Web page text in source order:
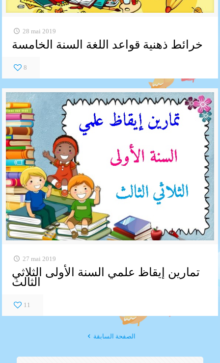
28 mai 2019
خرائط ذهنية قواعد اللغة السنة الخامسة
8
27 mai 2019
تمارين إيقاظ علمي السنة الأولى الثلاثي
الثالث
11
الصفحة السابقة